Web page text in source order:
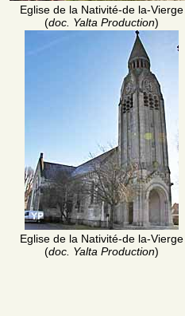
Eglise de la Nativité-de la-Vierge
(doc. Yalta Production)
Eglise de la Nativité-de la-Vierge
(doc. Yalta Production)